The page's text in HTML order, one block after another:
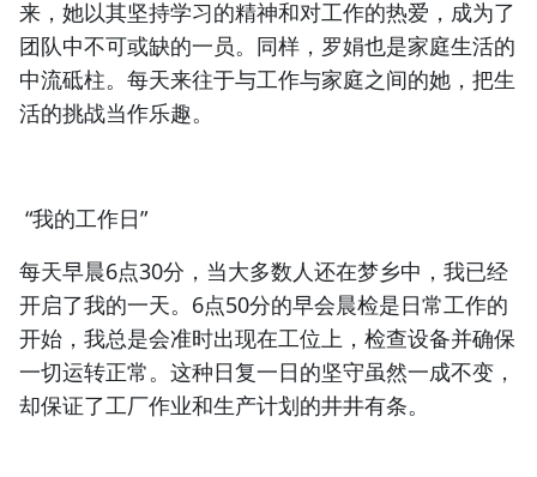
来，她以其坚持学习的精神和对工作的热爱，成为了
团队中不可或缺的一员。同样，罗娟也是家庭生活的
中流砥柱。每天来往于与工作与家庭之间的她，把生
活的挑战当作乐趣。
“我的工作日”
每天早晨6点30分，当大多数人还在梦乡中，我已经
开启了我的一天。6点50分的早会晨检是日常工作的
开始，我总是会准时出现在工位上，检查设备并确保
一切运转正常。这种日复一日的坚守虽然一成不变，
却保证了工厂作业和生产计划的井井有条。